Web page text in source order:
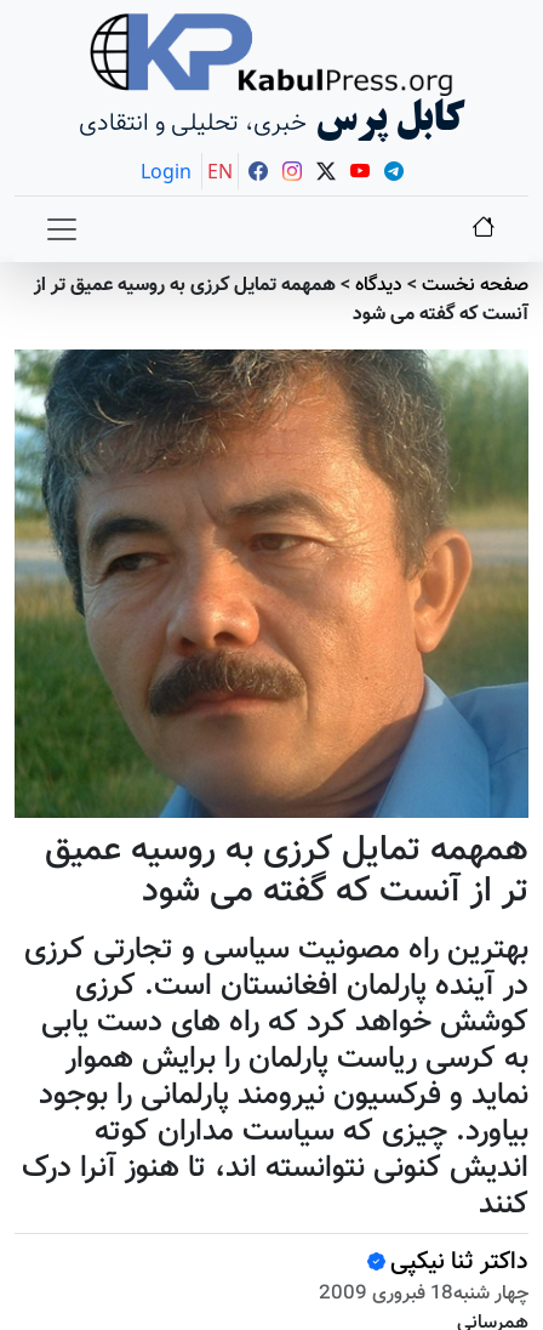
کابل پرس خبری، تحلیلی و انتقادی
Login EN
صفحه نخست> دیدگاه>همهمه تمایل کرزی به روسیه عمیق تر از
آنست که گفته می شود
همهمه تمایل کرزی به روسیه عمیق
تر از آنست که گفته می شود
بهترین راه مصونیت سیاسی و تجارتی کرزی
در آینده پارلمان افغانستان است. کرزی
کوشش خواهد کرد که راه های دست یابی
به کرسی ریاست پارلمان را برایش هموار
نماید و فرکسیون نیرومند پارلمانی را بوجود
بیاورد. چیزی که سیاست مداران کوته
اندیش کنونی نتوانسته اند، تا هنوز آنرا درک
کنند
داکتر ثنا نیکپی
چهار شنبه18 فبروری 2009
همرسانی